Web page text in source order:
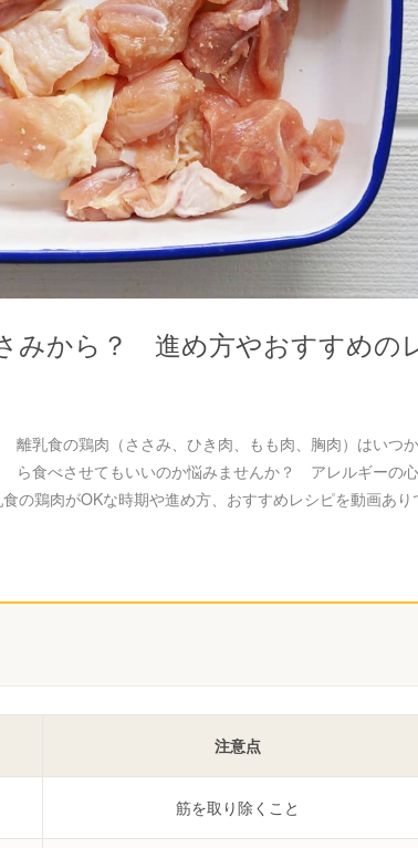
みから？ 進め方やおすすめの
離乳食の鶏肉（ささみ、ひき肉、もも肉、胸肉）はいつ
ら食べさせてもいいのか悩みませんか？ アレルギーの
の鶏肉がOKな時期や進め方、おすすめレシピを動画あり
注意点
筋を取り除くこと